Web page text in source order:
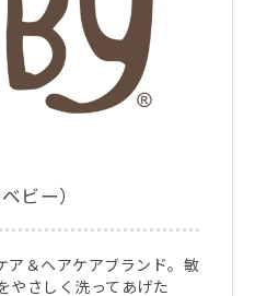
ビー）
ア＆ヘアケアブランド。敏
やさしく洗ってあげた